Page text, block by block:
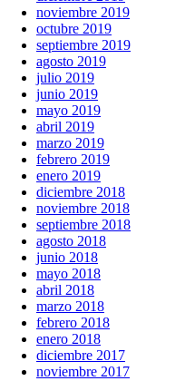
noviembre 2019
octubre 2019
septiembre 2019
agosto 2019
julio 2019
junio 2019
mayo 2019
abril 2019
marzo 2019
febrero 2019
enero 2019
diciembre 2018
noviembre 2018
septiembre 2018
agosto 2018
junio 2018
mayo 2018
abril 2018
marzo 2018
febrero 2018
enero 2018
diciembre 2017
noviembre 2017